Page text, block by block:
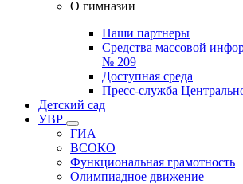
О гимназии
Наши партнеры
Средства массовой
№ 209
Доступная среда
Пресс-служба
Детский сад
УВР
ГИА
ВСОКО
Функциональная грамотность
Олимпиадное движение